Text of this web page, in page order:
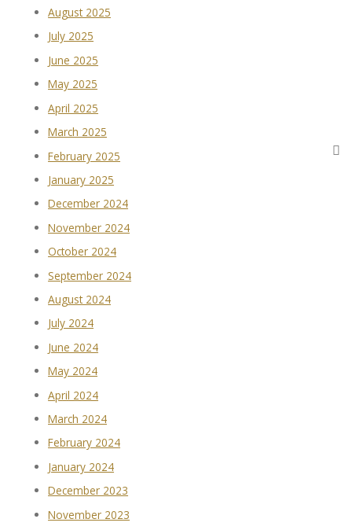
August 2025
July 2025
June 2025
May 2025
April 2025
March 2025
February 2025
January 2025
December 2024
November 2024
October 2024
September 2024
August 2024
July 2024
June 2024
May 2024
April 2024
March 2024
February 2024
January 2024
December 2023
November 2023